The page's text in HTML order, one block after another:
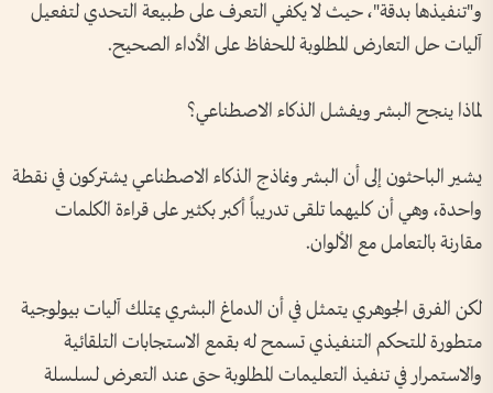
و"تنفيذها بدقة"، حيث لا يكفي التعرف على طبيعة التحدي لتفعيل
آليات حل التعارض المطلوبة للحفاظ على الأداء الصحيح.
لماذا ينجح البشر ويفشل الذكاء الاصطناعي؟
يشير الباحثون إلى أن البشر ونماذج الذكاء الاصطناعي يشتركون في نقطة
واحدة، وهي أن كليهما تلقى تدريباً أكبر بكثير على قراءة الكلمات
مقارنة بالتعامل مع الألوان.
لكن الفرق الجوهري يتمثل في أن الدماغ البشري يمتلك آليات بيولوجية
متطورة للتحكم التنفيذي تسمح له بقمع الاستجابات التلقائية
والاستمرار في تنفيذ التعليمات المطلوبة حتى عند التعرض لسلسلة